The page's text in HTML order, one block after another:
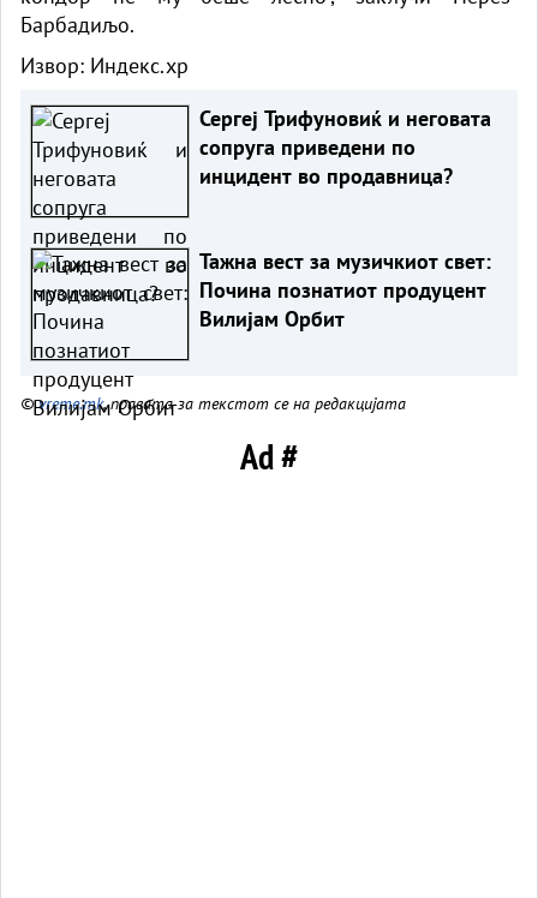
Барбадиљо.
Извор: Индекс.хр
Сергеј Трифуновиќ и неговата
сопруга приведени по
инцидент во продавница?
Тажна вест за музичкиот свет:
Почина познатиот продуцент
Вилијам Орбит
©vreme.mk, правата за текстот се на редакцијата
Ad #